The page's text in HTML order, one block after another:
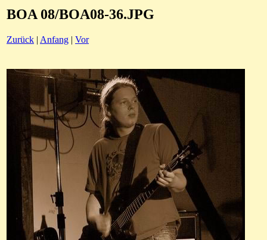
BOA 08/BOA08-36.JPG
Zurück | Anfang | Vor